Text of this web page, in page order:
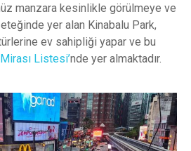
manzara kesinlikle görülmeye ve
yer alan Kinabalu Park,
ev sahipliği yapar ve bu
Listesi’nde yer almaktadır.